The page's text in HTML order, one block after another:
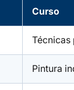
Curso
Técnicas
Pintura